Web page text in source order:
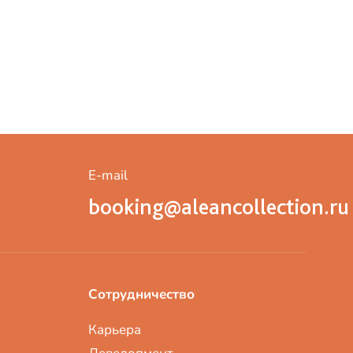
E-mail
booking@aleancollection.ru
Сотрудничество
Карьера